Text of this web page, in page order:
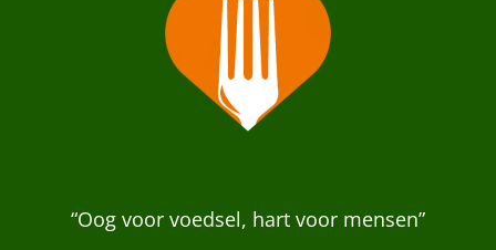
“Oog voor voedsel, hart voor mensen”